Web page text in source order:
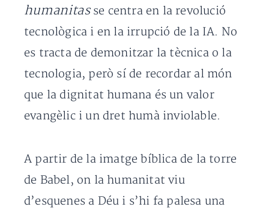
humanitas se centra en la revolució
tecnològica i en la irrupció de la IA. No
es tracta de demonitzar la tècnica o la
tecnologia, però sí de recordar al món
que la dignitat humana és un valor
evangèlic i un dret humà inviolable.
A partir de la imatge bíblica de la torre
de Babel, on la humanitat viu
d’esquenes a Déu i s’hi fa palesa una